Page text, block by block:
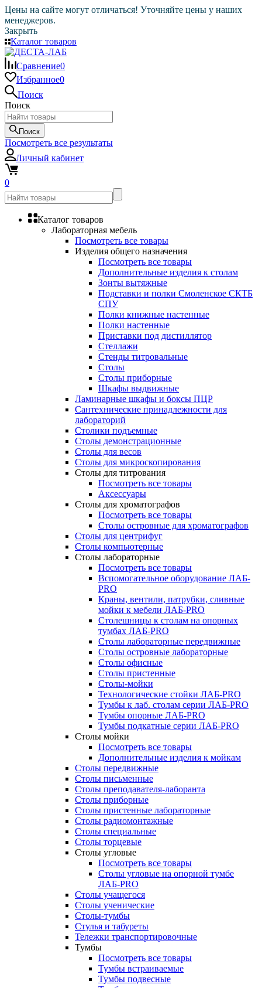
Цены на сайте могут отличаться! Уточняйте цены у наших
менеджеров.
Закрыть
Каталог товаров
Сравнение0
Избранное0
Поиск
Поиск
Поиск
Посмотреть все результаты
Личный кабинет
0
Каталог товаров
Лабораторная мебель
Посмотреть все товары
Изделия общего назначения
Посмотреть все товары
Дополнительные изделия к столам
Зонты вытяжные
Подставки и полки Смоленское СКТБ
СПУ
Полки книжные настенные
Полки настенные
Приставки под дистиллятор
Стеллажи
Стенды титровальные
Столы
Столы приборные
Шкафы выдвижные
Ламинарные шкафы и боксы ПЦР
Сантехнические принадлежности для
лабораторий
Столики подъемные
Столы демонстрационные
Столы для весов
Столы для микроскопирования
Столы для титрования
Посмотреть все товары
Аксессуары
Столы для хроматографов
Посмотреть все товары
Столы островные для хроматографов
Столы для центрифуг
Столы компьютерные
Столы лабораторные
Посмотреть все товары
Вспомогательное оборудование ЛАБ-
PRO
Краны, вентили, патрубки, сливные
мойки к мебели ЛАБ-PRO
Столешницы к столам на опорных
тумбах ЛАБ-PRO
Столы лабораторные передвижные
Столы островные лабораторные
Столы офисные
Столы пристенные
Столы-мойки
Технологические стойки ЛАБ-PRO
Тумбы к лаб. столам серии ЛАБ-PRO
Тумбы опорные ЛАБ-PRO
Тумбы подкатные серии ЛАБ-PRO
Столы мойки
Посмотреть все товары
Дополнительные изделия к мойкам
Столы передвижные
Столы письменные
Столы преподавателя-лаборанта
Столы приборные
Столы пристенные лабораторные
Столы радиомонтажные
Столы специальные
Столы торцевые
Столы угловые
Посмотреть все товары
Столы угловые на опорной тумбе
ЛАБ-PRO
Столы учащегося
Столы ученические
Столы-тумбы
Стулья и табуреты
Тележки транспортировочные
Тумбы
Посмотреть все товары
Тумбы встраиваемые
Тумбы подвесные